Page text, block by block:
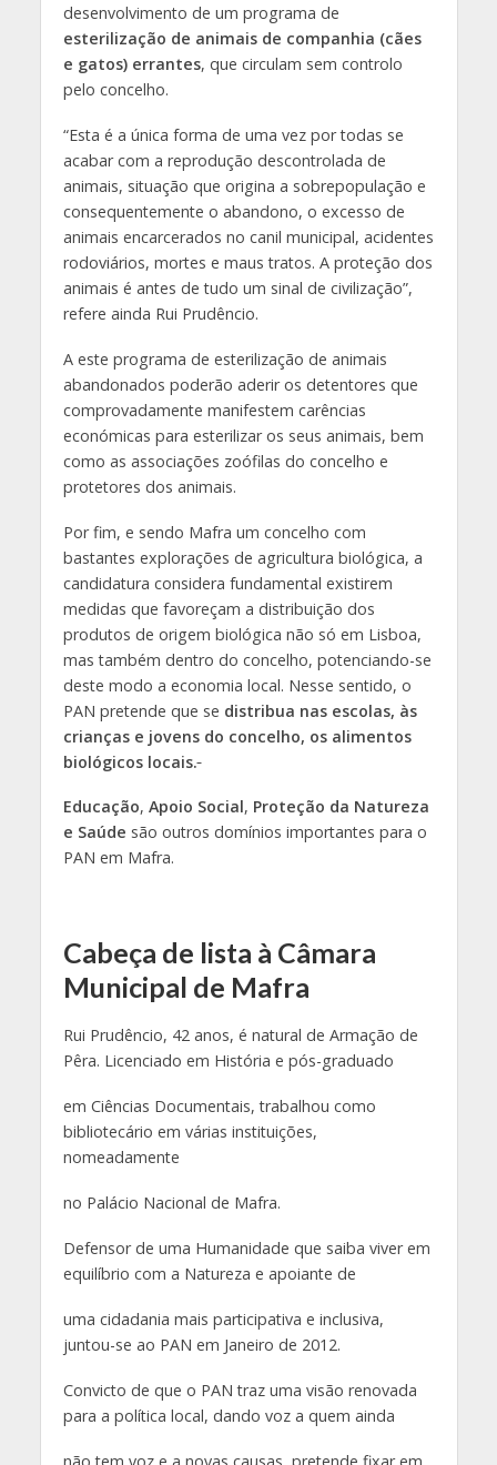
desenvolvimento de um programa de
esterilização de animais de companhia (cães
e gatos) errantes, que circulam sem controlo
pelo concelho.
“Esta é a única forma de uma vez por todas se
acabar com a reprodução descontrolada de
animais, situação que origina a sobrepopulação e
consequentemente o abandono, o excesso de
animais encarcerados no canil municipal, acidentes
rodoviários, mortes e maus tratos. A proteção dos
animais é antes de tudo um sinal de civilização”,
refere ainda Rui Prudêncio.
A este programa de esterilização de animais
abandonados poderão aderir os detentores que
comprovadamente manifestem carências
económicas para esterilizar os seus animais, bem
como as associações zoófilas do concelho e
protetores dos animais.
Por fim, e sendo Mafra um concelho com
bastantes explorações de agricultura biológica, a
candidatura considera fundamental existirem
medidas que favoreçam a distribuição dos
produtos de origem biológica não só em Lisboa,
mas também dentro do concelho, potenciando-se
deste modo a economia local. Nesse sentido, o
PAN pretende que se distribua nas escolas, às
crianças e jovens do concelho, os alimentos
biológicos locais.
Educação, Apoio Social, Proteção da Natureza
e Saúde são outros domínios importantes para o
PAN em Mafra.
Cabeça de lista à Câmara
Municipal de Mafra
Rui Prudêncio, 42 anos, é natural de Armação de
Pêra. Licenciado em História e pós-graduado
em Ciências Documentais, trabalhou como
bibliotecário em várias instituições,
nomeadamente
no Palácio Nacional de Mafra.
Defensor de uma Humanidade que saiba viver em
equilíbrio com a Natureza e apoiante de
uma cidadania mais participativa e inclusiva,
juntou-se ao PAN em Janeiro de 2012.
Convicto de que o PAN traz uma visão renovada
para a política local, dando voz a quem ainda